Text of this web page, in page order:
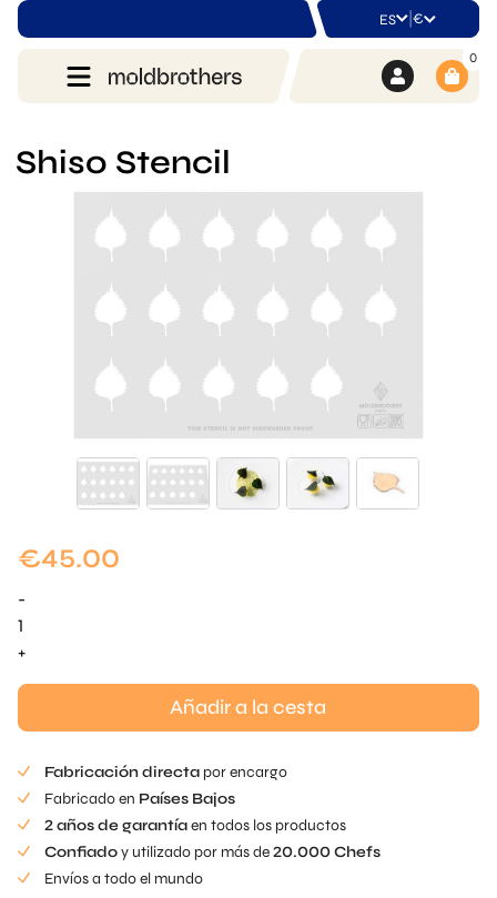
ES | €
0
Shiso Stencil
€45.00
-
Plantilla
Shiso
+
Añadir a la cesta
Fabricación directa por encargo
Fabricado en Países Bajos
2 años de garantíaen todos los productos
Confiadoy utilizado por más de20.000 Chefs
Envíos a todo el mundo